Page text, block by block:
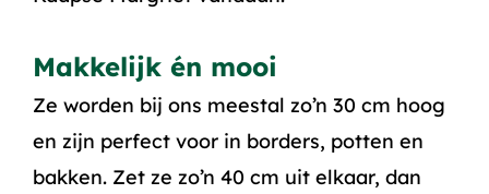
Makkelijk én mooi
Ze worden bij ons meestal zo’n 30 cm hoog
en zijn perfect voor in borders, potten en
bakken. Zet ze zo’n 40 cm uit elkaar, dan